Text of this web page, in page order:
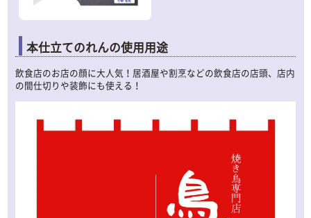
本仕立てのれんの使用用途
飲食店のお店の顔に大人気！居酒屋や割烹などの飲食店の店頭、店内
の間仕切りや装飾にも使える！